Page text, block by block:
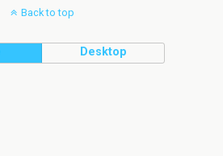
Back to top
Desktop